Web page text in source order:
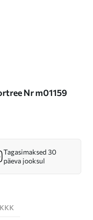
Nr m01159
Tagasimaksed 30
päeva jooksul
KKK